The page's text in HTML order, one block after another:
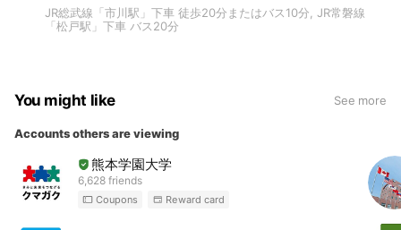
JR総武線「市川駅」下車 徒歩20分またはバス10分, JR常磐線
「松戸駅」下車 バス20分
You might like See more
Accounts others are viewing
熊本学園大学
6,628 friends
Coupons Reward card